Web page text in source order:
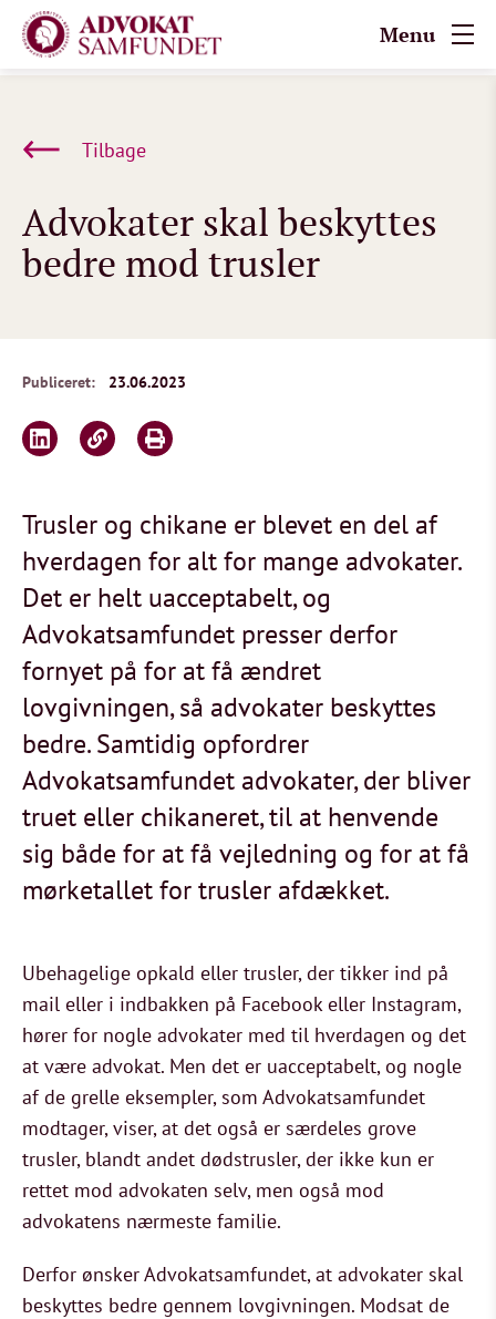
Menu
Tilbage
Advokater skal beskyttes
bedre mod trusler
Publiceret: 23.06.2023
Trusler og chikane er blevet en del af
hverdagen for alt for mange advokater.
Det er helt uacceptabelt, og
Advokatsamfundet presser derfor
fornyet på for at få ændret
lovgivningen, så advokater beskyttes
bedre. Samtidig opfordrer
Advokatsamfundet advokater, der bliver
truet eller chikaneret, til at henvende
sig både for at få vejledning og for at få
mørketallet for trusler afdækket.
Ubehagelige opkald eller trusler, der tikker ind på
mail eller i indbakken på Facebook eller Instagram,
hører for nogle advokater med til hverdagen og det
at være advokat. Men det er uacceptabelt, og nogle
af de grelle eksempler, som Advokatsamfundet
modtager, viser, at det også er særdeles grove
trusler, blandt andet dødstrusler, der ikke kun er
rettet mod advokaten selv, men også mod
advokatens nærmeste familie.
Derfor ønsker Advokatsamfundet, at advokater skal
beskyttes bedre gennem lovgivningen. Modsat de